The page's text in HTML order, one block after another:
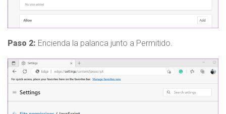
Paso 2: Encienda la palanca junto a Permitido.